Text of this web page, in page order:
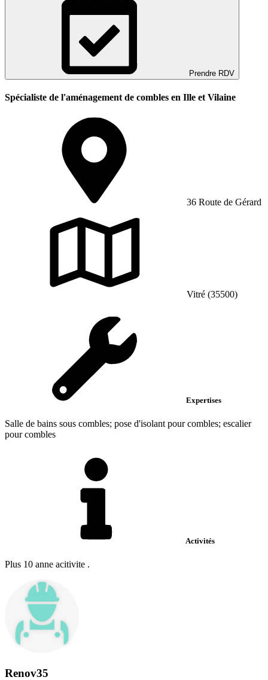
Prendre RDV
Spécialiste de l'aménagement de combles en Ille et Vilaine
36 Route de Gérard
Vitré (35500)
Expertises
Salle de bains sous combles; pose d'isolant pour combles; escalier
pour combles
Activités
Plus 10 anne acitivite .
Renov35